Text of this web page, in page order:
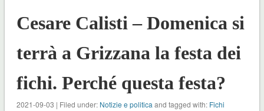
Cesare Calisti – Domenica si
terrà a Grizzana la festa dei
fichi. Perché questa festa?
2021-09-03 | Filed under: Notizie e politica and tagged with: Fichi